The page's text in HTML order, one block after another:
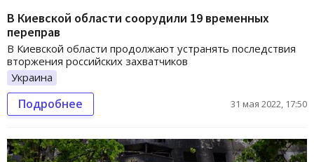
В Киевской области соорудили 19 временных
переправ
В Киевской области продолжают устранять последствия
вторжения российских захватчиков
Украина
Подробнее 31 мая 2022, 17:50